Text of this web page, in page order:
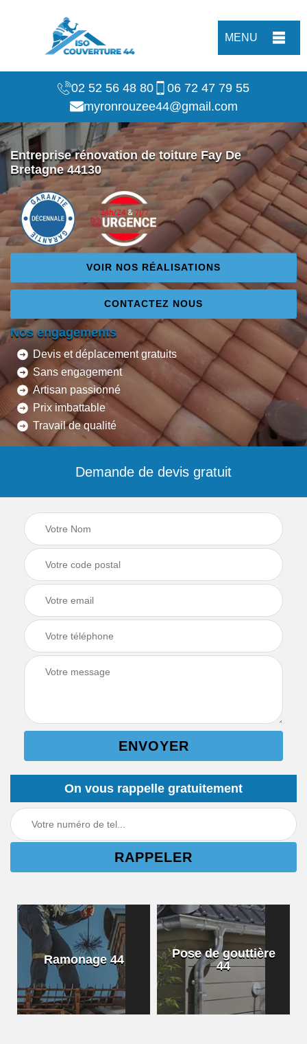
MENU
02 52 56 48 80
06 72 47 79 55
myronrouzee44@gmail.com
Entreprise rénovation de toiture Fay De
Bretagne 44130
VOIR NOS RÉALISATIONS
CONTACTEZ NOUS
Nos engagements
Devis et déplacement gratuits
Sans engagement
Artisan passionné
Prix imbattable
Travail de qualité
Demande de devis gratuit
On vous rappelle gratuitement
Ramonage 44
Pose de gouttière
44